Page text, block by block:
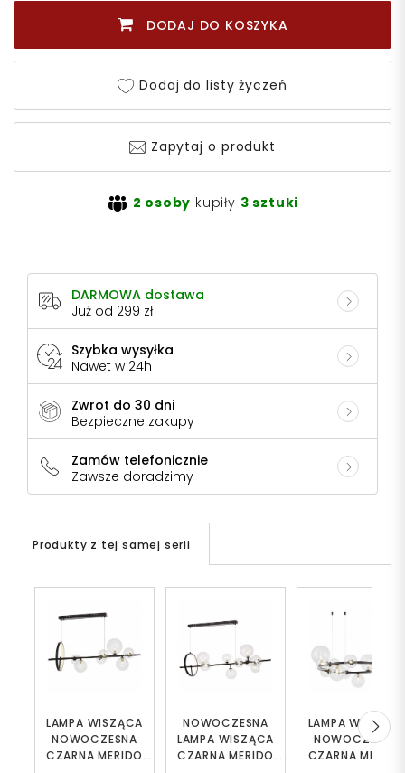
DODAJ DO KOSZYKA
Dodaj do listy życzeń
Zapytaj o produkt
2 osoby kupiły 3 sztuki
DARMOWA dostawa
Już od 299 zł
Szybka wysyłka
Nawet w 24h
Zwrot do 30 dni
Bezpieczne zakupy
Zamów telefonicznie
Zawsze doradzimy
Produkty z tej samej serii
LAMPA WISZĄCA
NOWOCZESNA
CZARNA MERIDO
LAMPA WISZĄCA
NOWOCZESNA
CZARNA MERIDO
NOWOCZESNA
LAMPA WISZĄCA
CZARNA MERIDO